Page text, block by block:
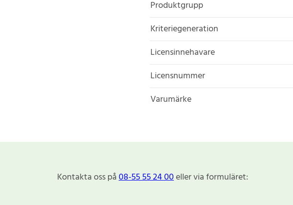
Produktgrupp
Kriteriegeneration
Licensinnehavare
Licensnummer
Varumärke
Kontakta oss på08-55 55 24 00eller via formuläret: